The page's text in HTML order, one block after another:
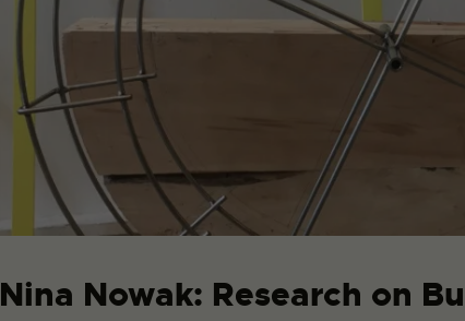
Nina Nowak: Research on